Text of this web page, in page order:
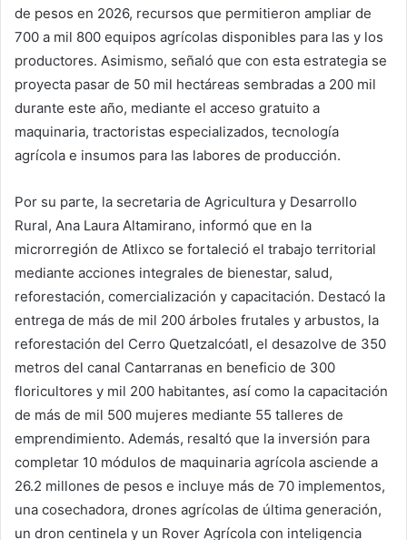
de pesos en 2026, recursos que permitieron ampliar de
700 a mil 800 equipos agrícolas disponibles para las y los
productores. Asimismo, señaló que con esta estrategia se
proyecta pasar de 50 mil hectáreas sembradas a 200 mil
durante este año, mediante el acceso gratuito a
maquinaria, tractoristas especializados, tecnología
agrícola e insumos para las labores de producción.
Por su parte, la secretaria de Agricultura y Desarrollo
Rural, Ana Laura Altamirano, informó que en la
microrregión de Atlixco se fortaleció el trabajo territorial
mediante acciones integrales de bienestar, salud,
reforestación, comercialización y capacitación. Destacó la
entrega de más de mil 200 árboles frutales y arbustos, la
reforestación del Cerro Quetzalcóatl, el desazolve de 350
metros del canal Cantarranas en beneficio de 300
floricultores y mil 200 habitantes, así como la capacitación
de más de mil 500 mujeres mediante 55 talleres de
emprendimiento. Además, resaltó que la inversión para
completar 10 módulos de maquinaria agrícola asciende a
26.2 millones de pesos e incluye más de 70 implementos,
una cosechadora, drones agrícolas de última generación,
un dron centinela y un Rover Agrícola con inteligencia